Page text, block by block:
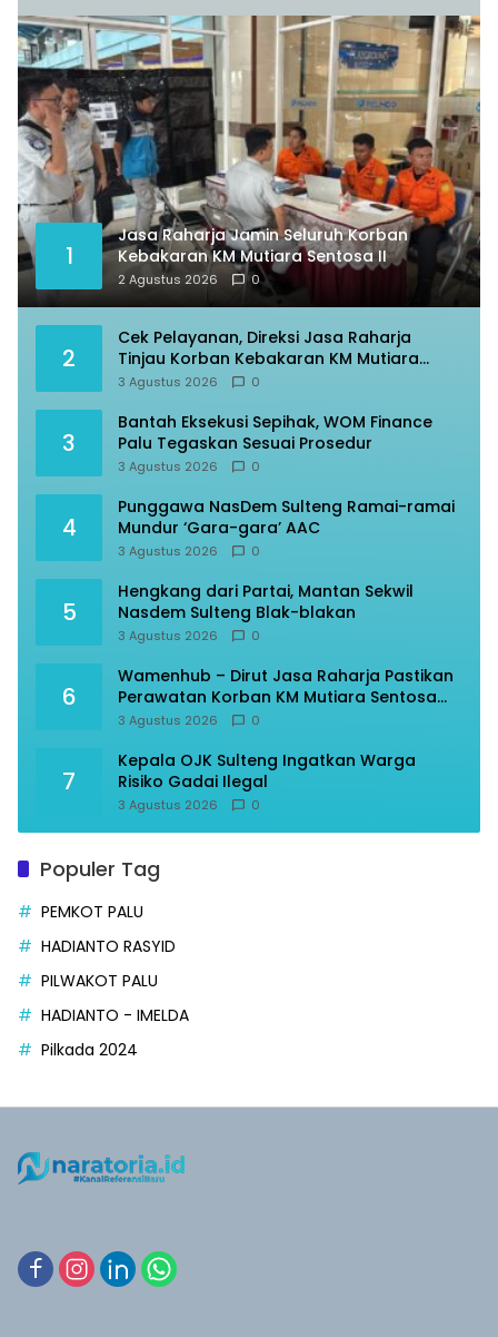
1
Jasa Raharja Jamin Seluruh Korban
Kebakaran KM Mutiara Sentosa II
2 Agustus 2026 0
2
Cek Pelayanan, Direksi Jasa Raharja
Tinjau Korban Kebakaran KM Mutiara
Sentosa II
3 Agustus 2026 0
3
Bantah Eksekusi Sepihak, WOM Finance
Palu Tegaskan Sesuai Prosedur
3 Agustus 2026 0
4
Punggawa NasDem Sulteng Ramai-ramai
Mundur ‘Gara-gara’ AAC
3 Agustus 2026 0
5
Hengkang dari Partai, Mantan Sekwil
Nasdem Sulteng Blak-blakan
3 Agustus 2026 0
6
Wamenhub – Dirut Jasa Raharja Pastikan
Perawatan Korban KM Mutiara Sentosa
Optimal
3 Agustus 2026 0
7
Kepala OJK Sulteng Ingatkan Warga
Risiko Gadai Ilegal
3 Agustus 2026 0
Populer Tag
PEMKOT PALU
HADIANTO RASYID
PILWAKOT PALU
HADIANTO - IMELDA
Pilkada 2024